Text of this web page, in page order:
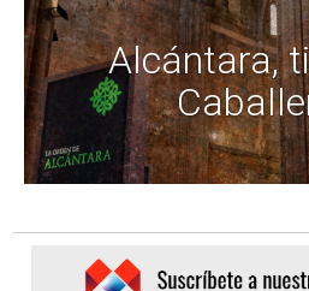
Alcántara,